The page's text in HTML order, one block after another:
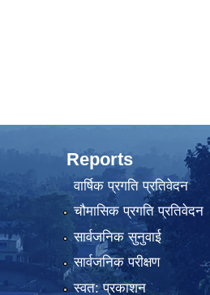
Reports
वार्षिक प्रगति प्रतिवेदन
चौमासिक प्रगति प्रतिवेदन
सार्वजनिक सुनुवाई
सार्वजनिक परीक्षण
स्वत: प्रकाशन